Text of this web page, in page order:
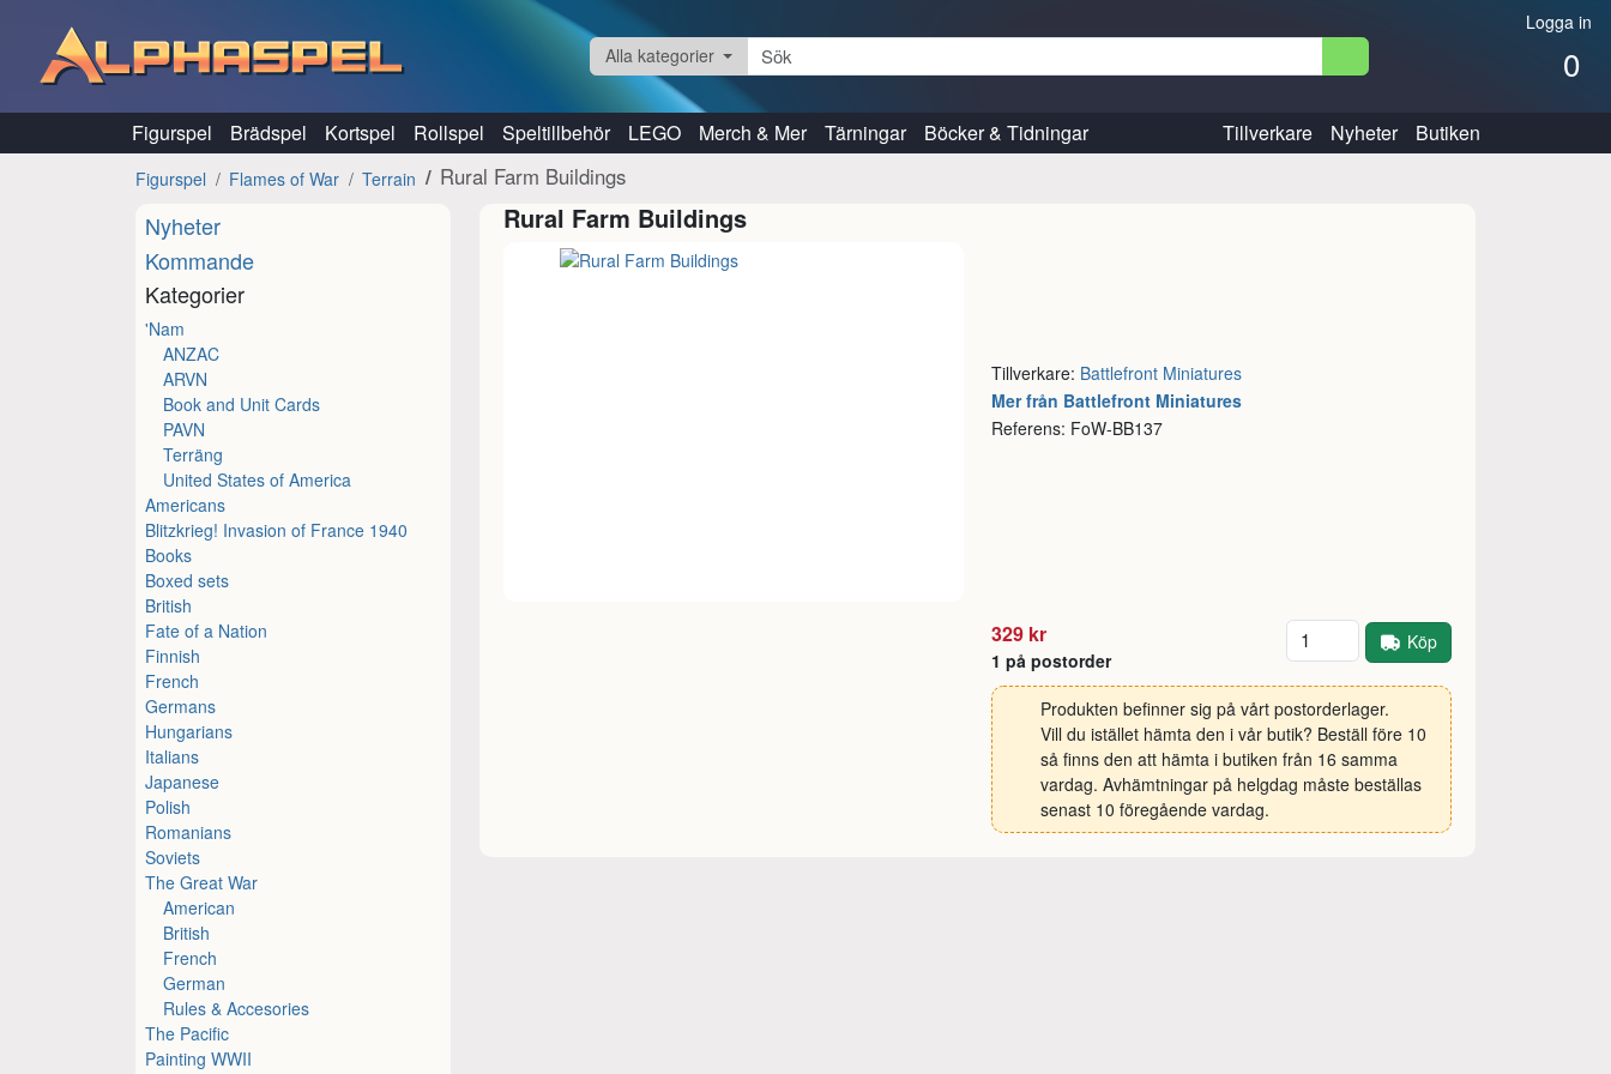
Logga in
0
Alla kategorier
Figurspel Brädspel Kortspel Rollspel Speltillbehör LEGO Merch & Mer Tärningar Böcker & Tidningar Tillverkare Nyheter Butiken
Figurspel Flames of War Terrain Rural Farm Buildings
Nyheter
Kommande
Kategorier
'Nam
ANZAC
ARVN
Book and Unit Cards
PAVN
Terräng
United States of America
Americans
Blitzkrieg! Invasion of France 1940
Books
Boxed sets
British
Fate of a Nation
Finnish
French
Germans
Hungarians
Italians
Japanese
Polish
Romanians
Soviets
The Great War
American
British
French
German
Rules & Accesories
The Pacific
Painting WWII
Rural Farm Buildings
Tillverkare: Battlefront Miniatures
Mer från Battlefront Miniatures
Referens: FoW-BB137
329 kr
1 på postorder
Antal Köp
Produkten befinner sig på vårt postorderlager.
Vill du istället hämta den i vår butik? Beställ före 10
så finns den att hämta i butiken från 16 samma
vardag. Avhämtningar på helgdag måste beställas
senast 10 föregående vardag.